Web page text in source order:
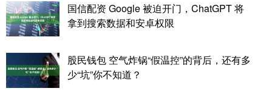
国信配资 Google 被迫开门，ChatGPT 将
拿到搜索数据和安卓权限
股民钱包 空气炸锅“假温控”的背后，还有多
少“坑”你不知道？